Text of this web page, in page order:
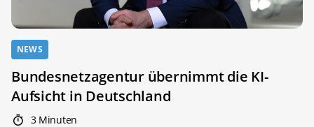
NEWS
Bundesnetzagentur übernimmt die KI-
Aufsicht in Deutschland
3 Minuten